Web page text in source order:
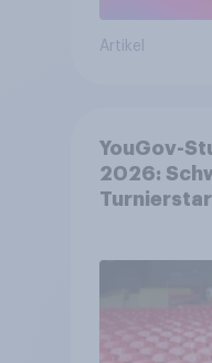
Artikel
YouGov-
2026: